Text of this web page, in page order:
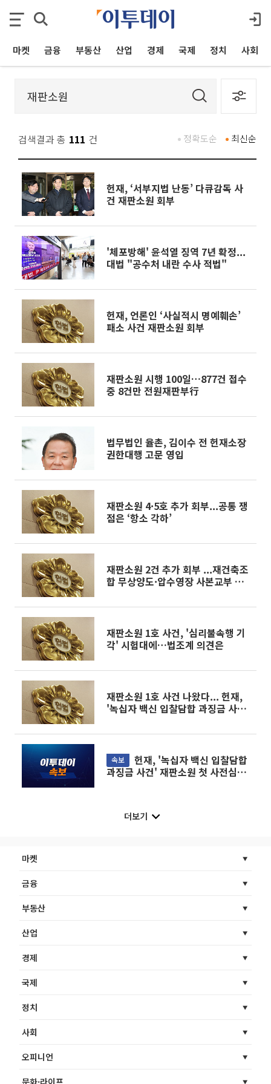
마켓 금융 부동산 산업 경제 국제 정치 사회
검색결과 총 111 건 최신순
정확도순
헌재, ‘서부지법 난동’ 다큐감독 사
건 재판소원 회부
'체포방해' 윤석열 징역 7년 확정...
대법 "공수처 내란 수사 적법"
헌재, 언론인 ‘사실적시 명예훼손’
패소 사건 재판소원 회부
재판소원 시행 100일…877건 접수
중 8건만 전원재판부行
법무법인 율촌, 김이수 전 헌재소장
권한대행 고문 영입
재판소원 4·5호 추가 회부...공통 쟁
점은 ‘항소 각하’
재판소원 2건 추가 회부 ...재건축조
합 무상양도·압수영장 사본교부 사
재판소원 1호 사건, '심리불속행 기
각' 시험대에…법조계 의견은
재판소원 1호 사건 나왔다... 헌재,
'녹십자 백신 입찰담합 과징금 사건'
속보
과징금 사건' 재판소원 첫 사전심사
더보기
마켓
금융
부동산
산업
경제
국제
정치
사회
오피니언
문화·라이프